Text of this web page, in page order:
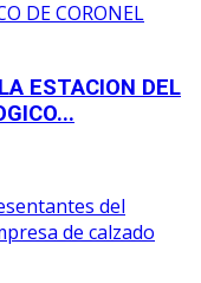
ESTACION DEL